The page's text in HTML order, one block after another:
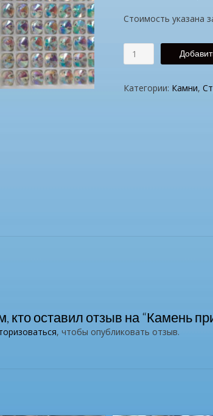
Стоимость указана
Категории: Камни,
кто оставил отзыв на “Камень
, чтобы опубликовать отзыв.